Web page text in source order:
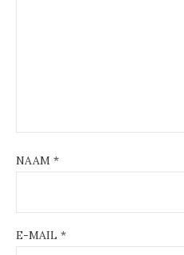
NAAM *
E-MAIL *